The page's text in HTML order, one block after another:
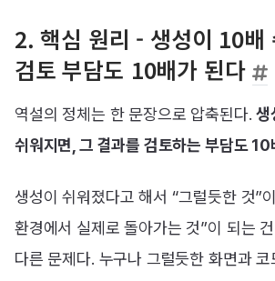
2. 핵심 원리 - 생성이 10배
검토 부담도 10배가 된다
역설의 정체는 한 문장으로 압축된다.생
쉬워지면, 그 결과를 검토하는 부담도 10
생성이 쉬워졌다고 해서 “그럴듯한 것”
환경에서 실제로 돌아가는 것”이 되는
다른 문제다. 누구나 그럴듯한 화면과